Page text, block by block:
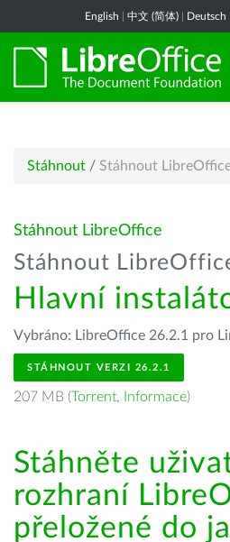
English 中文 (简体) Deutsch
Stáhnout / Stáhnout
Stáhnout LibreOffice
Stáhnout
Hlavní
Vybráno: LibreOffice 26.2.1 pro
STÁHNOUT VERZI 26.2.1
207 MB (Torrent, Informace)
Stáhněte
rozhraní
přeložené do